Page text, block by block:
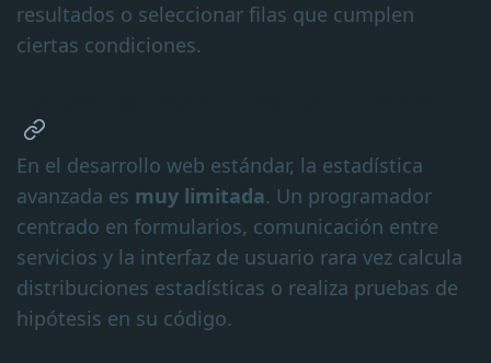
resultados o seleccionar filas que cumplen
ciertas condiciones.
En el desarrollo web estándar, la estadística
avanzada es muy limitada. Un programador
centrado en formularios, comunicación entre
servicios y la interfaz de usuario rara vez calcula
distribuciones estadísticas o realiza pruebas de
hipótesis en su código.